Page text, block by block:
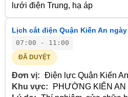
lưới điện Trung, hạ áp
Lịch cắt điện Quận Kiến An ngày
07:00 - 11:00
ĐÃ DUYỆT
Đơn vị: Điện lực Quận Kiến An
Khu vực:
PHƯỜNG KIẾN AN